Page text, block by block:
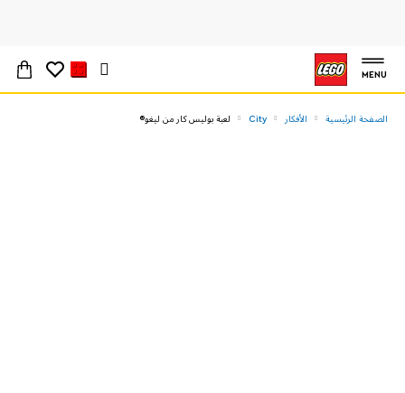
MENU
الصفحة الرئيسية الأفكار City لعبة بوليس كار من ليغو®